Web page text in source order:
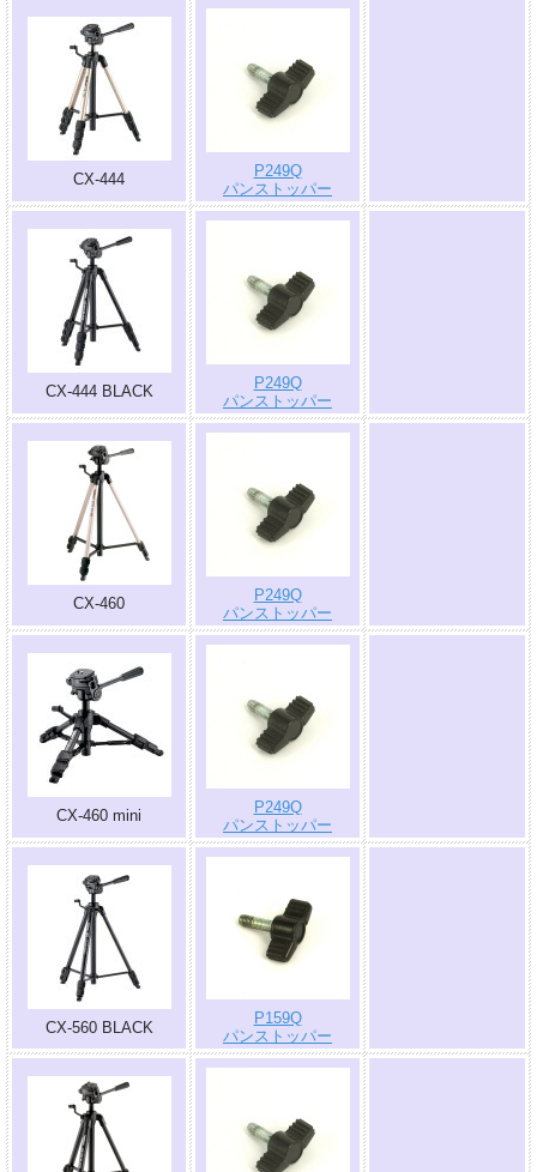
CX-444
P249Q
パンストッパー
CX-444 BLACK
P249Q
パンストッパー
CX-460
P249Q
パンストッパー
CX-460 mini
P249Q
パンストッパー
CX-560 BLACK
P159Q
パンストッパー